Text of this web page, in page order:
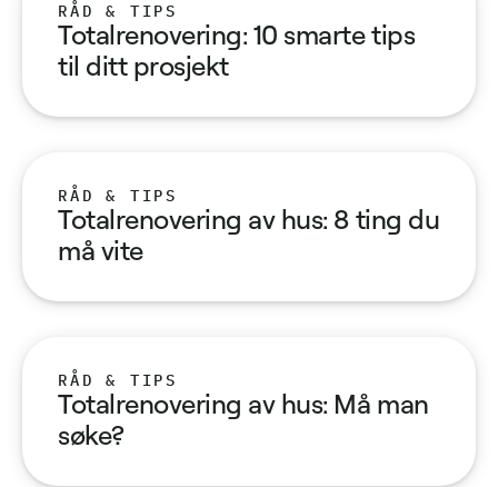
RÅD & TIPS
Totalrenovering: 10 smarte tips
til ditt prosjekt
RÅD & TIPS
Totalrenovering av hus: 8 ting du
må vite
RÅD & TIPS
Totalrenovering av hus: Må man
søke?